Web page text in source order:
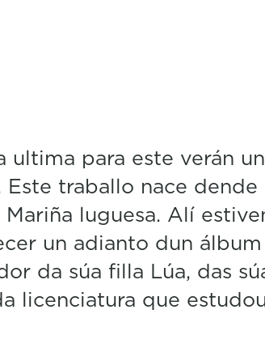
s
2
9
s
e
c
o
n
ultima para este verán
Este traballo nace dende
luguesa. Alí
un adianto dun
da súa filla Lúa, das
licenciatura que